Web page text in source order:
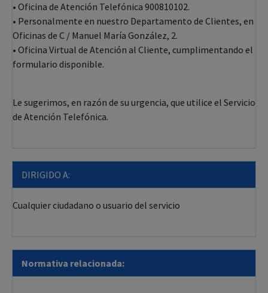
• Oficina de Atención Telefónica 900810102.
• Personalmente en nuestro Departamento de Clientes, en
Oficinas de C / Manuel María González, 2.
• Oficina Virtual de Atención al Cliente, cumplimentando el
formulario disponible.
Le sugerimos, en razón de su urgencia, que utilice el Servicio
de Atención Telefónica.
DIRIGIDO A:
Cualquier ciudadano o usuario del servicio
Normativa relacionada: